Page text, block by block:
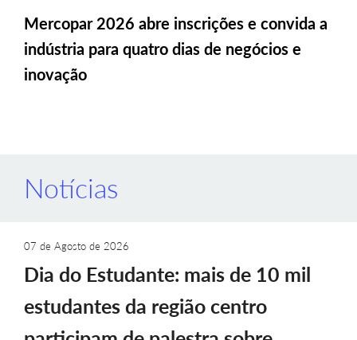
Mercopar 2026 abre inscrições e convida a
indústria para quatro dias de negócios e
inovação
Notícias
07 de Agosto de 2026
Dia do Estudante: mais de 10 mil
estudantes da região centro